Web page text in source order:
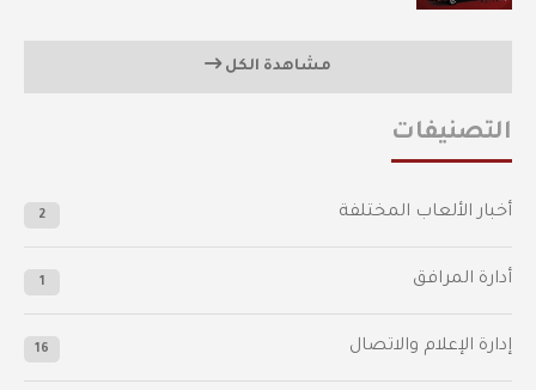
مشاهدة الكل
التصنيفات
أخبار الألعاب المختلفة 2
أدارة المرافق 1
إدارة الإعلام والاتصال 16